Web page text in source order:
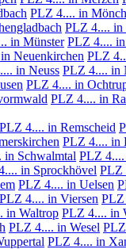
PLZ 4.... in
PLZ 4.... in
in Münster PLZ 4....
Neuenkirchen PLZ
in Neuss PLZ 4.... in
PLZ 4.... in
PLZ 4.... in
PLZ 4.... in Remscheid
PLZ 4.... in
in Schwalmtal PLZ 4....
in Sprockhövel PLZ
PLZ 4.... in Uelsen
PLZ 4.... in Viersen PLZ
in Waltrop PLZ 4.... in
PLZ 4.... in Wesel
PLZ 4.... in